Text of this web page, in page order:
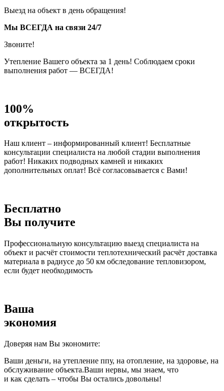
Выезд на объект в день обращения!
Мы ВСЕГДА на связи 24/7
Звоните!
Утепление Вашего объекта за 1 день! Соблюдаем сроки
выполнения работ — ВСЕГДА!
100%
открытость
Наш клиент – информированный клиент! Бесплатные
консультации специалиста на любой стадии выполнения
работ! Никаких подводных камней и никаких
дополнительных оплат! Всё согласовывается с Вами!
Бесплатно
Вы получите
Профессиональную консультацию выезд специалиста на
объект и расчёт стоимости теплотехнический расчёт доставка
материала в радиусе до 50 км обследование тепловизором,
если будет необходимость
Ваша
экономия
Доверяя нам Вы экономите:
Ваши деньги, на утепление ппу, на отопление, на здоровье, на
обслуживание объекта.Ваши нервы, мы знаем, что
и как сделать – чтобы Вы остались довольны!